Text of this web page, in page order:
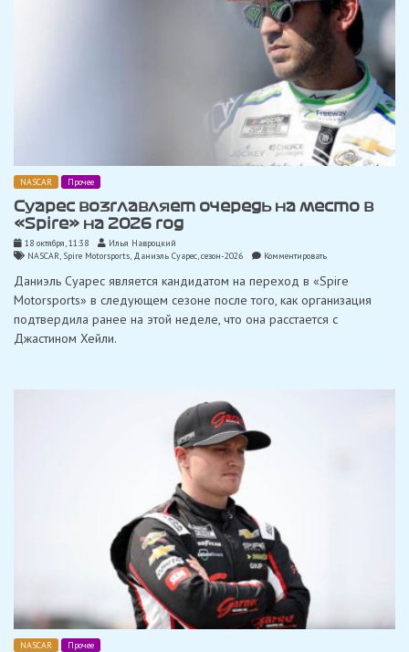
NASCAR Прочее
Суарес возглавляет очередь на место в
«Spire» на 2026 год
18 октября, 11:38
Илья Навроцкий
NASCAR, Spire Motorsports, Даниэль Суарес,сезон-2026 Комментироватьon
возглавляет
на
место
Даниэль Суарес является кандидатом на переход в «Spire
Motorsports» в следующем сезоне после того, как организация
подтвердила ранее на этой неделе, что она расстается с
Джастином Хейли.
NASCAR Прочее